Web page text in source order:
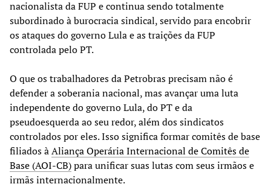
nacionalista da FUP e continua sendo totalmente
subordinado à burocracia sindical, servido para encobrir
os ataques do governo Lula e as traições da FUP
controlada pelo PT.
O que os trabalhadores da Petrobras precisam não é
defender a soberania nacional, mas avançar uma luta
independente do governo Lula, do PT e da
pseudoesquerda ao seu redor, além dos sindicatos
controlados por eles. Isso significa formar comitês de base
filiados àAliança Operária Internacional de Comitês de
Base (AOI-CB)para unificar suas lutas com seus irmãos e
irmãs internacionalmente.